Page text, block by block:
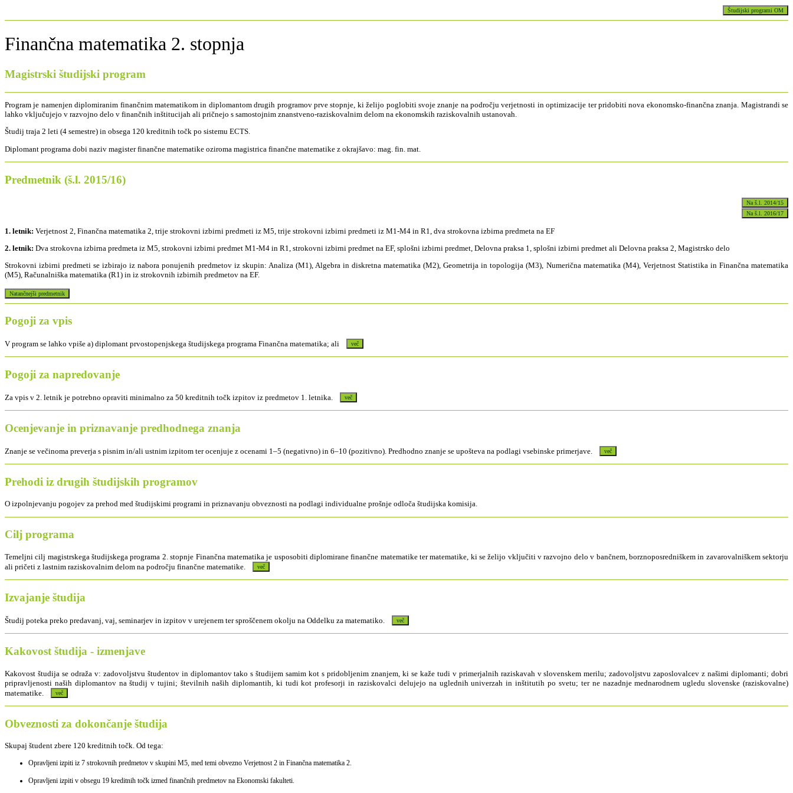
Finančna matematika 2. stopnja
Magistrski študijski program
Program je namenjen diplomiranim finančnim matematikom in diplomantom drugih programov prve stopnje, ki želijo poglobiti svoje znanje na področju verjetnosti in optimizacije ter pridobiti nova ekonomsko-finančna znanja. Magistrandi se
lahko vključujejo v razvojno delo v finančnih inštitucijah ali pričnejo s samostojnim znanstveno-raziskovalnim delom na ekonomskih raziskovalnih ustanovah.
Študij traja 2 leti (4 semestre) in obsega 120 kreditnih točk po sistemu ECTS.
Diplomant programa dobi naziv magister finančne matematike oziroma magistrica finančne matematike z okrajšavo: mag. fin. mat.
Predmetnik (š.l. 2015/16)
1. letnik: Verjetnost 2, Finančna matematika 2, trije strokovni izbirni predmeti iz M5, trije strokovni izbirni predmeti iz M1-M4 in R1, dva strokovna izbirna predmeta na EF
2. letnik: Dva strokovna izbirna predmeta iz M5, strokovni izbirni predmet M1-M4 in R1, strokovni izbirni predmet na EF, splošni izbirni predmet, Delovna praksa 1, splošni izbirni predmet ali Delovna praksa 2, Magistrsko delo
Strokovni izbirni predmeti se izbirajo iz nabora ponujenih predmetov iz skupin: Analiza (M1), Algebra in diskretna matematika (M2), Geometrija in topologija (M3), Numerična matematika (M4), Verjetnost Statistika in Finančna matematika
(M5), Računalniška matematika (R1) in iz strokovnih izbirnih predmetov na EF.
Pogoji za vpis
V program se lahko vpiše a) diplomant prvostopenjskega študijskega programa Finančna matematika; ali
Pogoji za napredovanje
Za vpis v 2. letnik je potrebno opraviti minimalno za 50 kreditnih točk izpitov iz predmetov 1. letnika.
Ocenjevanje in priznavanje predhodnega znanja
Znanje se večinoma preverja s pisnim in/ali ustnim izpitom ter ocenjuje z ocenami 1–5 (negativno) in 6–10 (pozitivno). Predhodno znanje se upošteva na podlagi vsebinske primerjave.
Prehodi iz drugih študijskih programov
O izpolnjevanju pogojev za prehod med študijskimi programi in priznavanju obveznosti na podlagi individualne prošnje odloča študijska komisija.
Cilj programa
Temeljni cilj magistrskega študijskega programa 2. stopnje Finančna matematika je usposobiti diplomirane finančne matematike ter matematike, ki se želijo vključiti v razvojno delo v bančnem, borznoposredniškem in zavarovalniškem sektorju
ali pričeti z lastnim raziskovalnim delom na področju finančne matematike.
Izvajanje študija
Študij poteka preko predavanj, vaj, seminarjev in izpitov v urejenem ter sproščenem okolju na Oddelku za matematiko.
Kakovost študija - izmenjave
Kakovost študija se odraža v: zadovoljstvu študentov in diplomantov tako s študijem samim kot s pridobljenim znanjem, ki se kaže tudi v primerjalnih raziskavah v slovenskem merilu; zadovoljstvu zaposlovalcev z našimi diplomanti; dobri
pripravljenosti naših diplomantov na študij v tujini; številnih naših diplomantih, ki tudi kot profesorji in raziskovalci delujejo na uglednih univerzah in inštitutih po svetu; ter ne nazadnje mednarodnem ugledu slovenske (raziskovalne)
matematike.
Obveznosti za dokončanje študija
Skupaj študent zbere 120 kreditnih točk. Od tega:
Opravljeni izpiti iz 7 strokovnih predmetov v skupini M5, med temi obvezno Verjetnost 2 in Finančna matematika 2.
Opravljeni izpiti v obsegu 19 kreditnih točk izmed finančnih predmetov na Ekonomski fakulteti.